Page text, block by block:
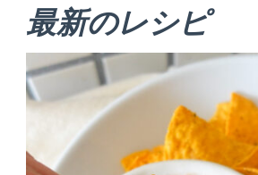
最新のレシピ